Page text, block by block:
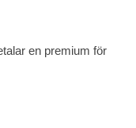
en premium för